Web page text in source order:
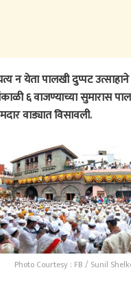
न येता पालखी दुप्पट
६ वाजण्याच्या सुमारास
वाड्यात विसावली.
Photo Courtesy : FB / Sunil